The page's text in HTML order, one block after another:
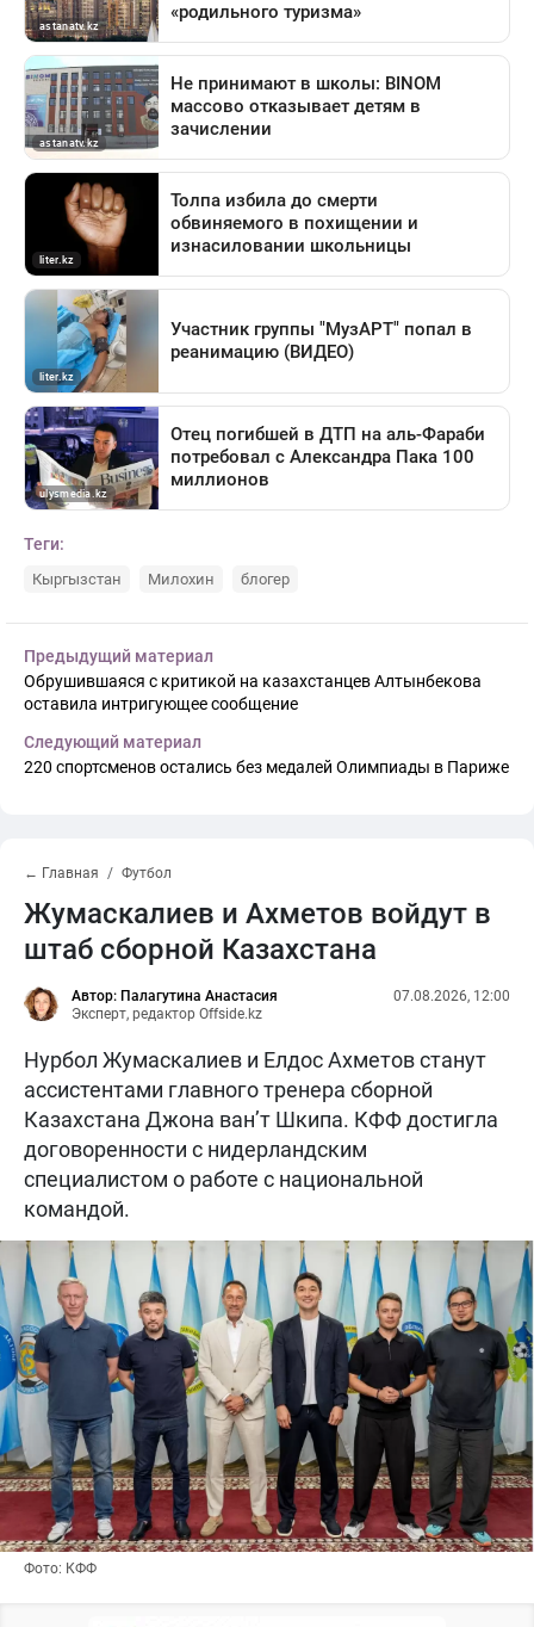
Теги:
Кыргызстан Милохин блогер
Предыдущий материал
Обрушившаяся с критикой на казахстанцев Алтынбекова
оставила интригующее сообщение
Следующий материал
220 спортсменов остались без медалей Олимпиады в Париже
← Главная Футбол
Жумаскалиев и Ахметов войдут в
штаб сборной Казахстана
Автор: Палагутина Анастасия
Эксперт, редактор Offside.kz
07.08.2026, 12:00
Нурбол Жумаскалиев и Елдос Ахметов станут
ассистентами главного тренера сборной
Казахстана Джона ван’т Шкипа. КФФ достигла
договоренности с нидерландским
специалистом о работе с национальной
командой.
Фото: КФФ